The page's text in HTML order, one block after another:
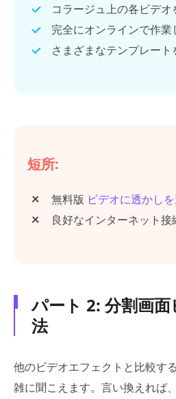
コラージュ上の各ビデオ
完全にオンラインで作業
さまざまなテンプレート
短所:
無料版 ビデオに透かし
良好なインターネット接
パート 2: 分割画
法
他のビデオエフェクトと比較す
雑に聞こえます。言い換えれば